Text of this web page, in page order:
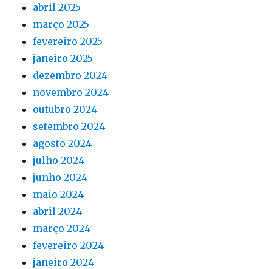
abril 2025
março 2025
fevereiro 2025
janeiro 2025
dezembro 2024
novembro 2024
outubro 2024
setembro 2024
agosto 2024
julho 2024
junho 2024
maio 2024
abril 2024
março 2024
fevereiro 2024
janeiro 2024